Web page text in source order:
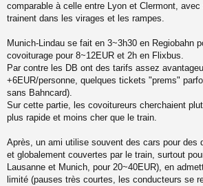
comparable à celle entre Lyon et Clermont,
trainent dans les virages et les rampes.
Munich-Lindau se fait en 3~3h30 en Regiobahn
covoiturage pour 8~12EUR et 2h en Flixbus.
Par contre les DB ont des tarifs assez
+6EUR/personne, quelques tickets "prems"
sans Bahncard).
Sur cette partie, les covoitureurs cherchaient
plus rapide et moins cher que le train.
Après, un ami utilise souvent des cars pour des
et globalement couvertes par le train, surtout
Lausanne et Munich, pour 20~40EUR), en
limité (pauses très courtes, les conducteurs se